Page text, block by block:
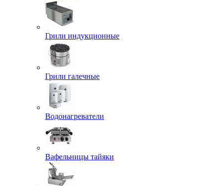
Грили индукционные
Грили галечные
Водонагреватели
Вафельницы тайяки